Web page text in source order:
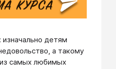
изначально детям
а такому
самых любимых